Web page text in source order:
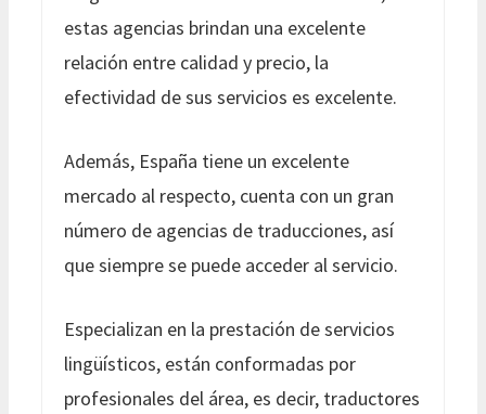
estas agencias brindan una excelente
relación entre calidad y precio, la
efectividad de sus servicios es excelente.
Además, España tiene un excelente
mercado al respecto, cuenta con un gran
número de agencias de traducciones, así
que siempre se puede acceder al servicio.
Especializan en la prestación de servicios
lingüísticos, están conformadas por
profesionales del área, es decir, traductores